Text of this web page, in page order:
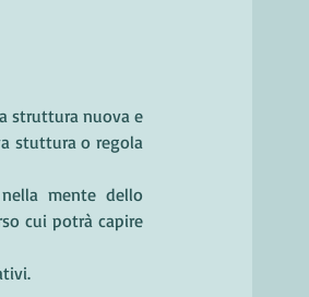
struttura nuova e
stuttura o regola
mente dello
cui potrà capire